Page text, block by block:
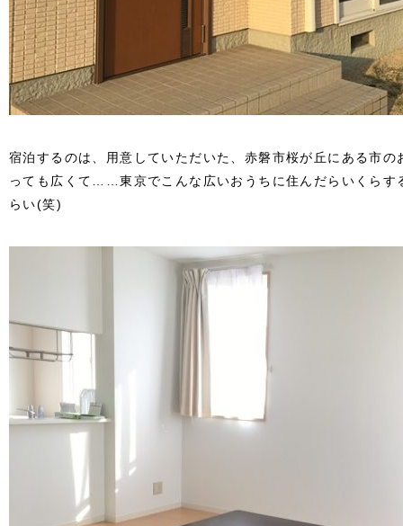
宿泊するのは、用意していただいた、赤磐市桜が丘にある市
っても広くて……東京でこんな広いおうちに住んだらいくらす
らい(笑)